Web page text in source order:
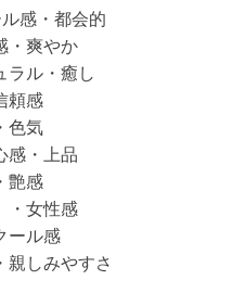
感・都会的
・爽やか
ラル・癒し
頼感
色気
感・上品
艶感
・女性感
ール感
親しみやすさ